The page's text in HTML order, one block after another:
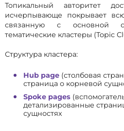
Топикальный авторитет
исчерпывающе покрывает
связанную с основной
тематические кластеры (Topic
Структура кластера:
Hub page (столбовая
страница о корневой
Spoke pages
детализированные
сущностях